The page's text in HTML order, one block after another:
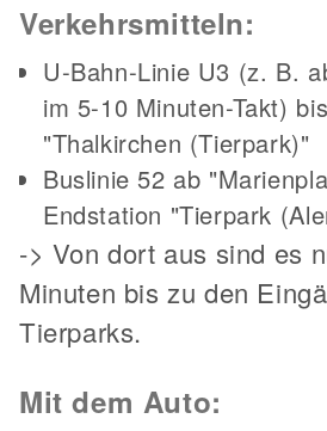
Verkehrsmitteln:
U-Bahn-Linie U3 (z. B.
im 5-10 Minuten-Takt)
"Thalkirchen (Tierpark)"
Buslinie 52 ab
Endstation "Tierpark
-> Von dort aus sind es
Minuten bis zu den
Tierparks.
Mit dem Auto: